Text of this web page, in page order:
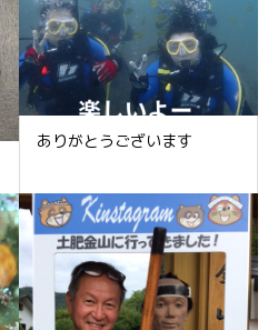
ありがとうございます